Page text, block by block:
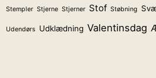
Stempler Stjerne Stjerner Stof Støbning
Udendørs Udklædning Valentinsdag